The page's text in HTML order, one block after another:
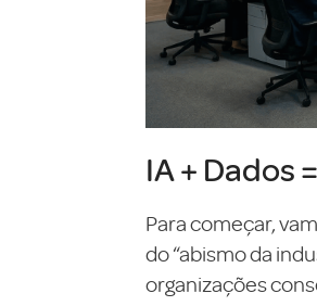
IA + Dados
Para começar,
do “abismo da
organizações